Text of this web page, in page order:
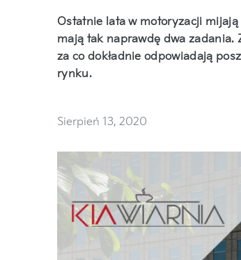
Ostatnie lata w motoryzacji
mają tak naprawdę dwa
za co dokładnie odpowiadają
rynku.
Sierpień 13, 2020